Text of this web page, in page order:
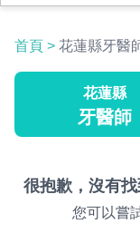
首頁 > 花蓮縣牙醫
花蓮縣
牙醫師
很抱歉，沒有找
您可以嘗